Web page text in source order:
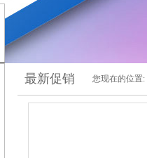
最新促销 您现在的位置: